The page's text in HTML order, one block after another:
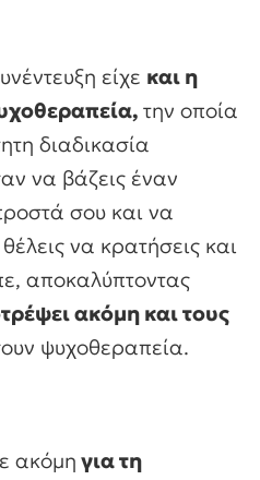
είχε και η
την οποία
διαδικασία
να βάζεις έναν
σου και να
να κρατήσεις και
αποκαλύπτοντας
ακόμη και τους
ψυχοθεραπεία.
ακόμη για τη